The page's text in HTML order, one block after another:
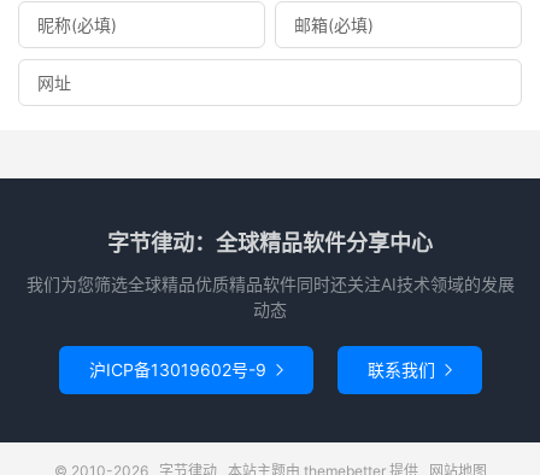
字节律动：全球精品软件分享中心
我们为您筛选全球精品优质精品软件同时还关注AI技术领域的发展
动态
沪ICP备13019602号-9  联系我们 
© 2010-2026 字节律动本站主题由 themebetter提供 网站地图